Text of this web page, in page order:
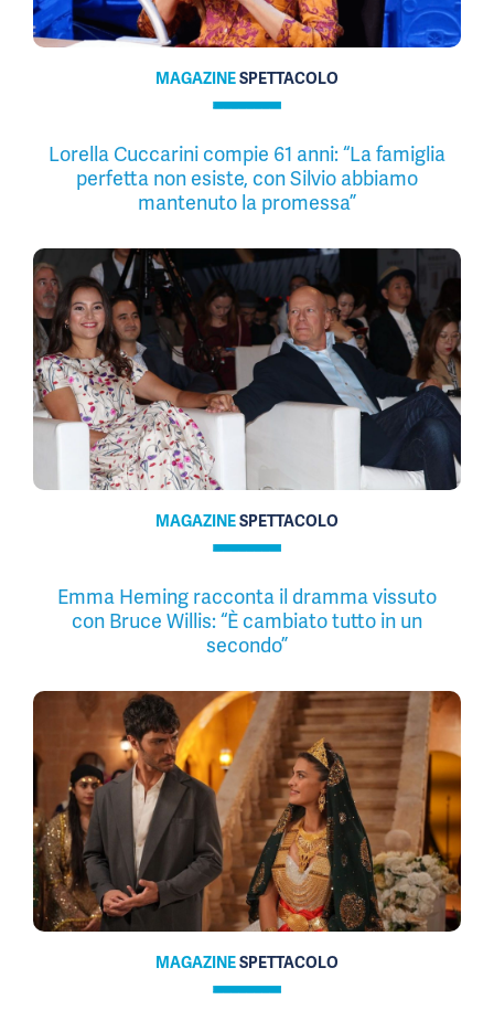
MAGAZINESPETTACOLO
Lorella Cuccarini compie 61 anni: “La famiglia
perfetta non esiste, con Silvio abbiamo
mantenuto la promessa”
MAGAZINESPETTACOLO
Emma Heming racconta il dramma vissuto
con Bruce Willis: “È cambiato tutto in un
secondo”
MAGAZINESPETTACOLO